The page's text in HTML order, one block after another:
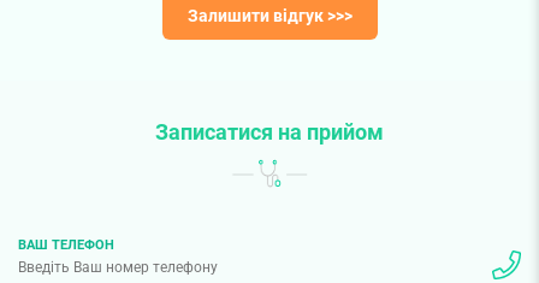
Залишити відгук >>>
Записатися на прийом
ВАШ ТЕЛЕФОН